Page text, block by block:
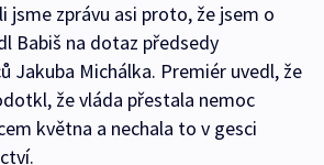
jsme zprávu asi proto, že jsem o
Babiš na dotaz předsedy
Jakuba Michálka. Premiér uvedl, že
že vláda přestala nemoc
května a nechala to v gesci